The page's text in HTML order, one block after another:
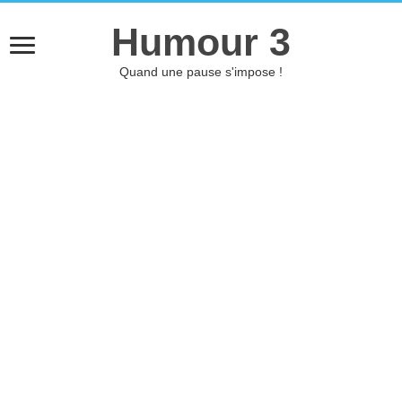
Humour 3
Quand une pause s'impose !